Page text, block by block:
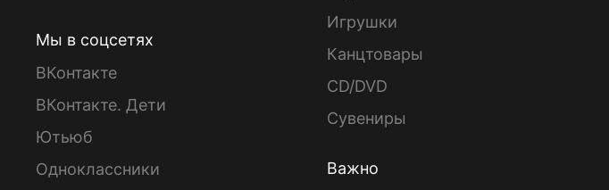
Мы в соцсетях
ВКонтакте
ВКонтакте. Дети
Ютьюб
Одноклассники
Игрушки
Канцтовары
CD/DVD
Сувениры
Важно